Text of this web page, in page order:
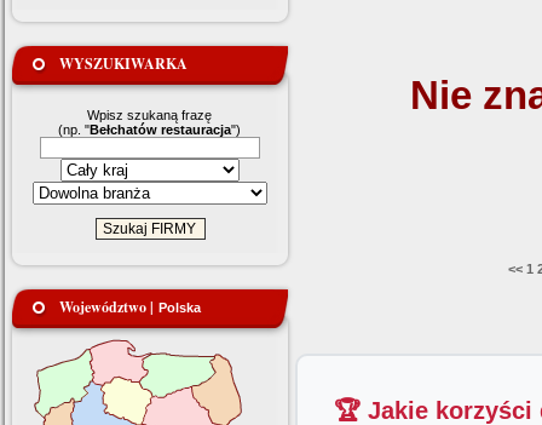
WYSZUKIWARKA
Wpisz szukaną frazę
(np. "Bełchatów restauracja")
Województwo | Polska
Nie
<< 1
🏆 Jakie korzyści